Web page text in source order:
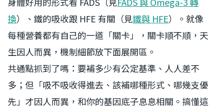
換）、鐵的吸收跟 HFE 有關（見鐵與 HFE）。就像
每種營養都有自己的一道「關卡」，關卡順不順，天
生因人而異，機制細節放下面展開區。
共通點抓到了嗎：要補多少有公定基準、人人差不
多；但「吸不吸收得進去、該補哪種形式、哪幾支優
先」才因人而異，和你的基因底子息息相關。搞懂這